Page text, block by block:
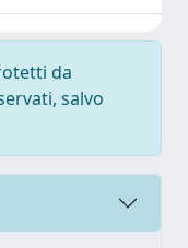
da
salvo